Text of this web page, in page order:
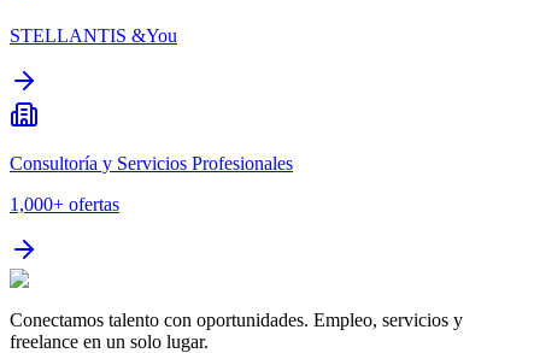
STELLANTIS &You
Consultoría y Servicios Profesionales
1,000+ ofertas
Conectamos talento con oportunidades. Empleo, servicios y
freelance en un solo lugar.